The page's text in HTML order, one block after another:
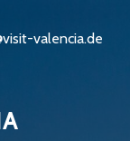
valencia.de